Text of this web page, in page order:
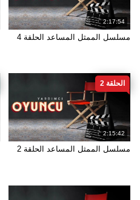
2:17:54
مسلسل الممثل المساعد الحلقة 4
2:15:42
الحلقة 2
مسلسل الممثل المساعد الحلقة 2